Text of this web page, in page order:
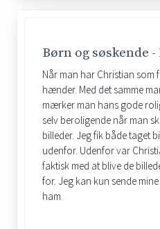
Børn og søskende
Når man har Christian
hænder. Med det samme
mærker man hans gode
selv beroligende når man
billeder. Jeg fik både taget
udenfor. Udenfor var
faktisk med at blive de
for. Jeg kan kun sende
ham.